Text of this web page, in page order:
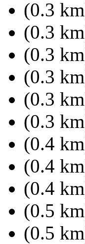
(0.3
(0.3
(0.3
(0.3
(0.3
(0.3
(0.4
(0.4
(0.4
(0.5
(0.5